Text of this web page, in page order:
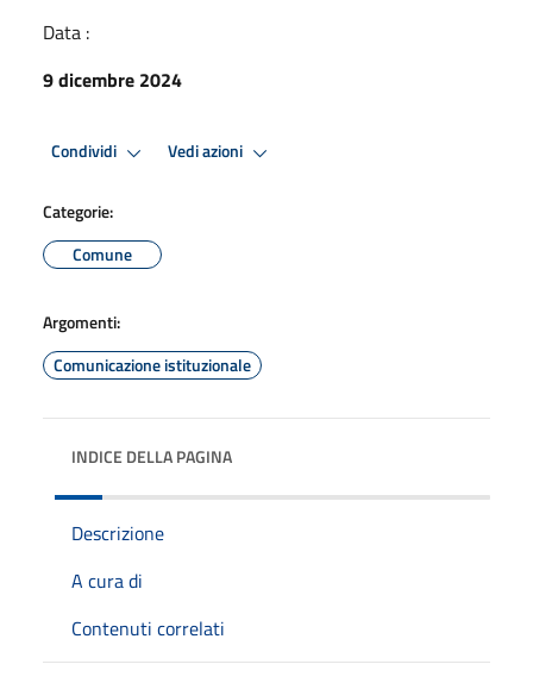
Data :
9 dicembre 2024
Condividi Vedi azioni
Categorie:
Comune
Argomenti:
Comunicazione istituzionale
INDICE DELLA PAGINA
Descrizione
A cura di
Contenuti correlati